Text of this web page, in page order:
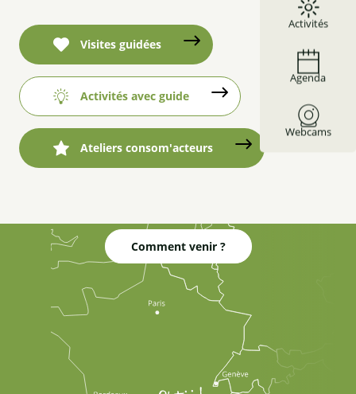
Activités
Agenda
Webcams
Visites guidées
Activités avec guide
Ateliers consom'acteurs
Comment venir ?